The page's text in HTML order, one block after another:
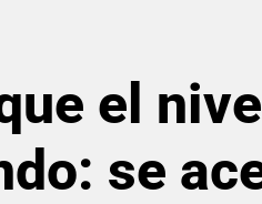
el
se